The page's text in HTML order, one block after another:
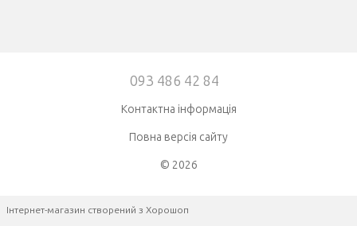
093 486 42 84
Контактна інформація
Повна версія сайту
© 2026
Інтернет-магазин створений з Хорошоп